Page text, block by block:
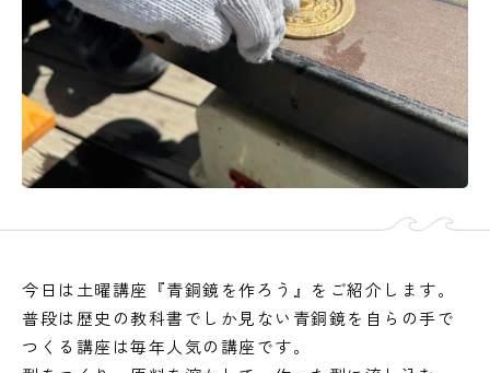
交通案内 お問い合わせ 教員採用情報資料請求 新着情報
よくある質問
みらい募金について
当サイトについて個人情報保護方針サイトマップENGLISH
今日は土曜講座『青銅鏡を作ろう』をご紹介します。
普段は歴史の教科書でしか見ない青銅鏡を自らの手で
つくる講座は毎年人気の講座です。